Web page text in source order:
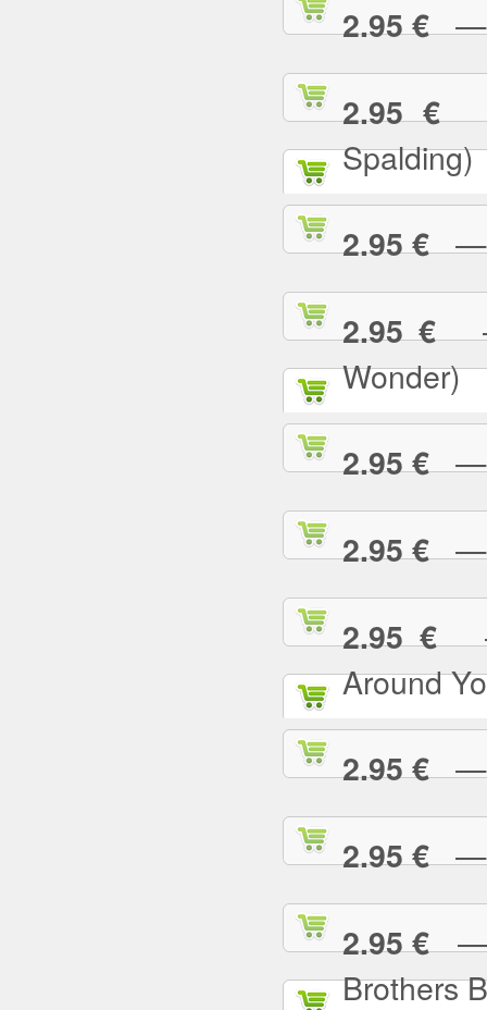
2.95 €— I
2.95 €—
Spalding)
2.95 €— I
2.95 €—
Wonder)
2.95 €—
2.95 €—
2.95 €—
Around
2.95 €—
2.95 €—
2.95 €—
Brothers